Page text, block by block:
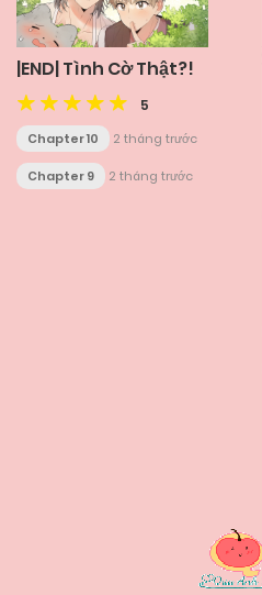
|END| Tình Cờ Thật?!
5
Chapter 10 2 tháng trước
Chapter 9 2 tháng trước